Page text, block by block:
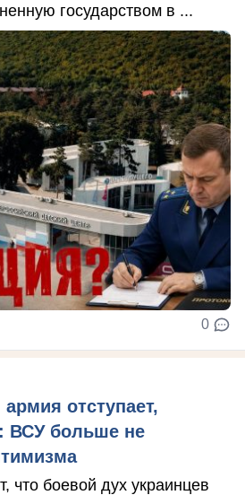
государством в ...
0
отступает,
ВСУ больше не
что боевой дух украинцев